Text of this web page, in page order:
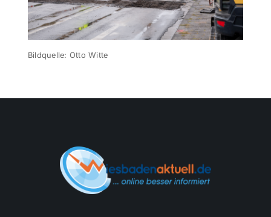
Bildquelle: Otto Witte